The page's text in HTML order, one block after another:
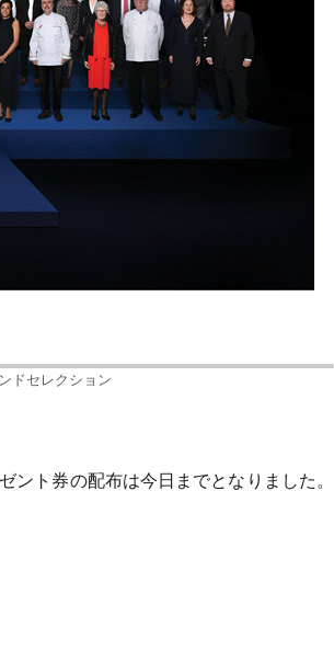
ドセレクション
ント券の配布は今日までとなりました。